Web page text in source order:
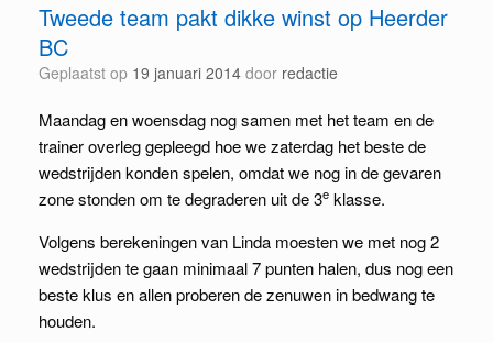
Tweede team pakt dikke winst op Heerder
BC
Geplaatst op 19 januari 2014 door redactie
Maandag en woensdag nog samen met het team en de
trainer overleg gepleegd hoe we zaterdag het beste de
wedstrijden konden spelen, omdat we nog in de gevaren
zone stonden om te degraderen uit de 3e klasse.
Volgens berekeningen van Linda moesten we met nog 2
wedstrijden te gaan minimaal 7 punten halen, dus nog een
beste klus en allen proberen de zenuwen in bedwang te
houden.